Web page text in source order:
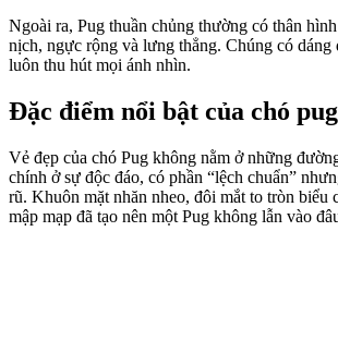
Ngoài ra, Pug thuần chủng thường có thân
nịch, ngực rộng và lưng thẳng. Chúng có dáng
luôn thu hút mọi ánh nhìn.
Đặc điểm nổi bật của chó pug
Vẻ đẹp của chó Pug không nằm ở những
chính ở sự độc đáo, có phần “lệch chuẩn”
rũ. Khuôn mặt nhăn nheo, đôi mắt to tròn biểu
mập mạp đã tạo nên một Pug không lẫn vào